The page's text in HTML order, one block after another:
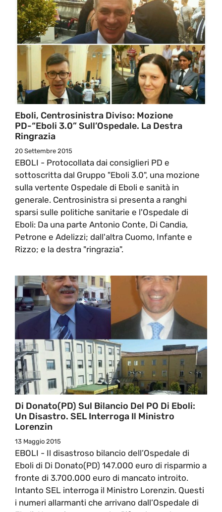
Eboli, Centrosinistra Diviso: Mozione
PD-“Eboli 3.0” Sull’Ospedale. La Destra
Ringrazia
20 Settembre 2015
EBOLI - Protocollata dai consiglieri PD e
sottoscritta dal Gruppo "Eboli 3.0", una mozione
sulla vertente Ospedale di Eboli e sanità in
generale. Centrosinistra si presenta a ranghi
sparsi sulle politiche sanitarie e l'Ospedale di
Eboli: Da una parte Antonio Conte, Di Candia,
Petrone e Adelizzi; dall'altra Cuomo, Infante e
Rizzo; e la destra "ringrazia".
Di Donato(PD) Sul Bilancio Del PO Di Eboli:
Un Disastro. SEL Interroga Il Ministro
Lorenzin
13 Maggio 2015
EBOLI - Il disastroso bilancio dell’Ospedale di
Eboli di Di Donato(PD) 147.000 euro di risparmio a
fronte di 3.700.000 euro di mancato introito.
Intanto SEL interroga il Ministro Lorenzin. Questi
i numeri allarmanti che arrivano dall’Ospedale di